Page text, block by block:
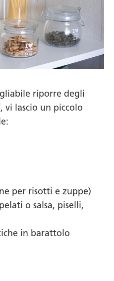
riporre degli
, vi lascio un piccolo
per risotti e zuppe)
o salsa, piselli,
in barattolo